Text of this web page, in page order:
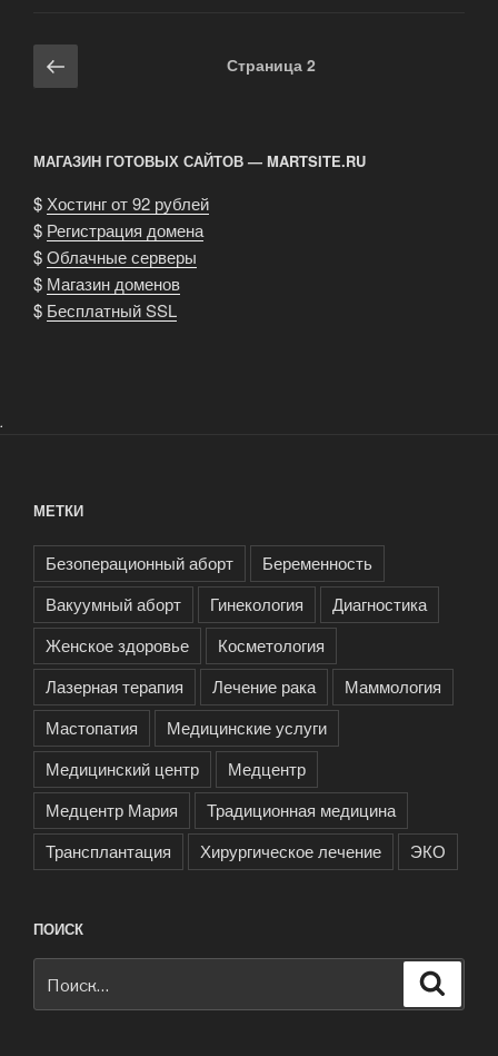
Навигация
по
Предыдущая
страница
Страница 2
МАГАЗИН ГОТОВЫХ САЙТОВ — MARTSITE.RU
$Хостинг от 92 рублей
$ Регистрация домена
$Облачные серверы
$ Магазин доменов
$ Бесплатный SSL
.
МЕТКИ
Безоперационный аборт
Беременность
Вакуумный аборт
Гинекология
Диагностика
Женское здоровье
Косметология
Лазерная терапия
Лечение рака
Маммология
Мастопатия
Медицинские услуги
Медицинский центр
Медцентр
Медцентр Мария
Традиционная медицина
Трансплантация
Хирургическое лечение ЭКО
ПОИСК